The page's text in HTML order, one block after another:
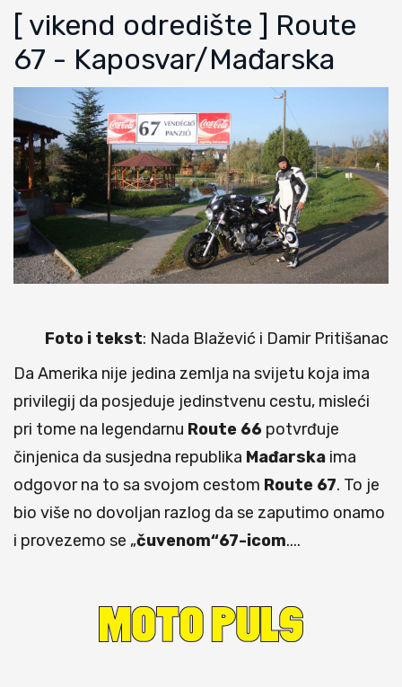
[ vikend odredište ] Route
67 - Kaposvar/Mađarska
Foto i tekst: Nada Blažević i Damir Pritišanac
Da Amerika nije jedina zemlja na svijetu koja ima
privilegij da posjeduje jedinstvenu cestu, misleći
pri tome na legendarnu Route 66 potvrđuje
činjenica da susjedna republika Mađarska ima
odgovor na to sa svojom cestom Route 67. To je
bio više no dovoljan razlog da se zaputimo onamo
i provezemo se „čuvenom“67-icom....